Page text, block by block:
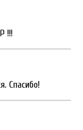
!!!
Спасибо!